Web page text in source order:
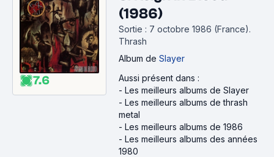
7.6
(1986)
Sortie : 7 octobre 1986 (France).
Thrash
Album de Slayer
Aussi présent dans :
- Les meilleurs albums de Slayer
- Les meilleurs albums de thrash
metal
- Les meilleurs albums de 1986
- Les meilleurs albums des années
1980